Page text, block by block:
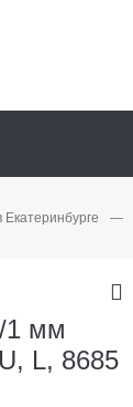
—
1 мм
L, 8685